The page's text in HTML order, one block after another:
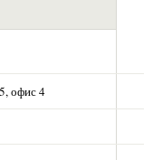
офис 4